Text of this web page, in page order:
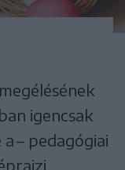
igencsak
– pedagógiai